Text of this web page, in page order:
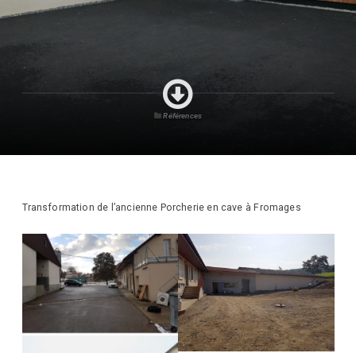
Références
Transformation de l’ancienne Porcherie en cave à Fromages